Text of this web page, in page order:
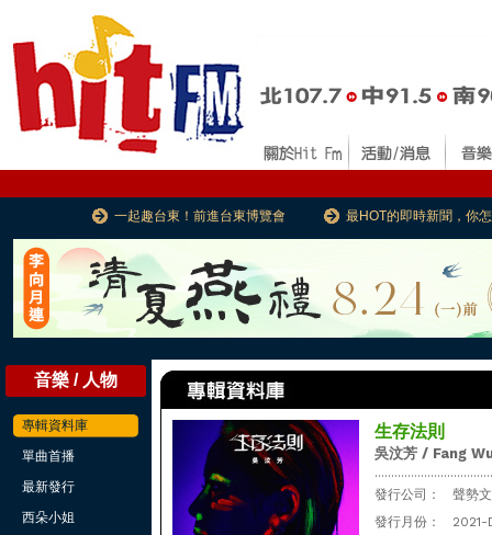
一起趣台東！前進台東博覽會 最HOT的即時新聞，你
音樂 / 人物
專輯資料庫
單曲首播
最新發行
西朵小姐
生存法則
吳汶芳 / Fang
發行公司：
聲勢
發行月份：
2021-